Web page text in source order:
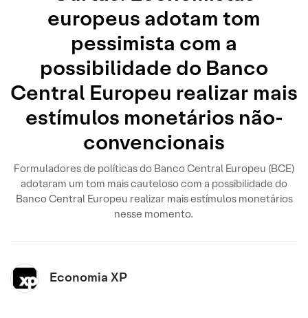
europeus adotam tom
pessimista com a
possibilidade do Banco
Central Europeu realizar mais
estímulos monetários não-
convencionais
Formuladores de políticas do Banco Central Europeu (BCE)
adotaram um tom mais cauteloso com a possibilidade do
Banco Central Europeu realizar mais estímulos monetários
nesse momento.
Economia XP